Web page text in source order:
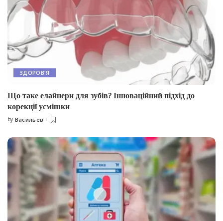
ЗДОРОВ'Я
Що таке елайнери для зубів? Інноваційний підхід до
корекції усмішки
Posted
by Васильев